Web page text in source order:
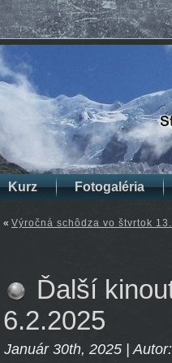
Kurz Fotogaléria
« Výročná schôdza vo štvrtok
Ďalší
6.2.2025
Január 30th, 2025 |